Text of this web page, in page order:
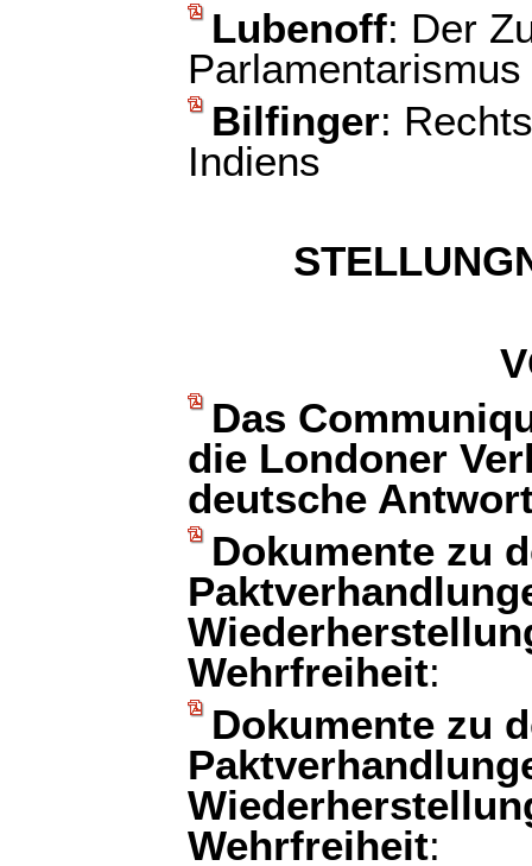
Lubenoff: Der
Bilfinger:
Indiens
Das
die Londoner
deutsche
Dokumente zu
Wehrfreiheit:
Dokumente zu
Wehrfreiheit: